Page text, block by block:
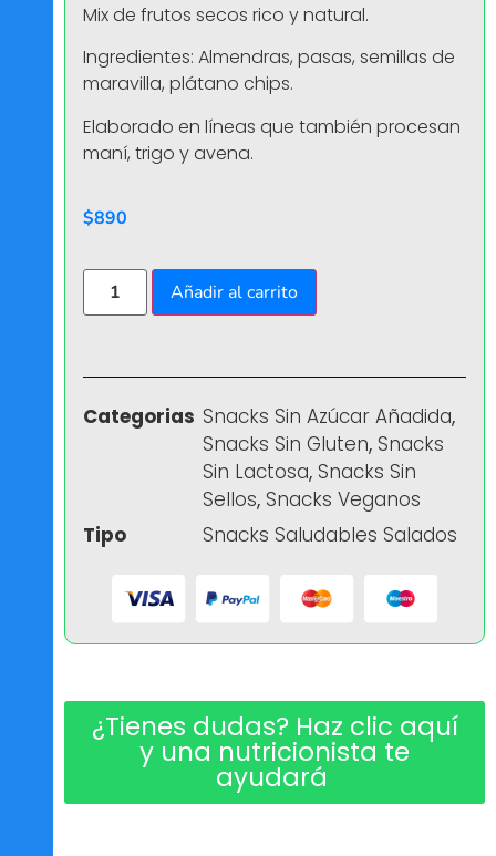
Mix de frutos secos rico y natural.
Ingredientes: Almendras, pasas, semillas de
maravilla, plátano chips.
Elaborado en líneas que también procesan
maní, trigo y avena.
$890
Añadir al carrito
Categorias Snacks Sin Azúcar Añadida,
Snacks Sin Gluten, Snacks
Sin Lactosa, Snacks Sin
Sellos, Snacks Veganos
Tipo
Snacks Saludables Salados
¿Tienes dudas? Haz clic aquí
y una nutricionista te
ayudará ​